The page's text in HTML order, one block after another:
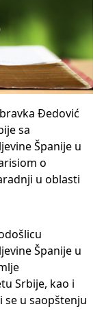
Đedović
sa
Španije u
o
u oblasti
Španije u
Srbije, kao i
se u saopštenju